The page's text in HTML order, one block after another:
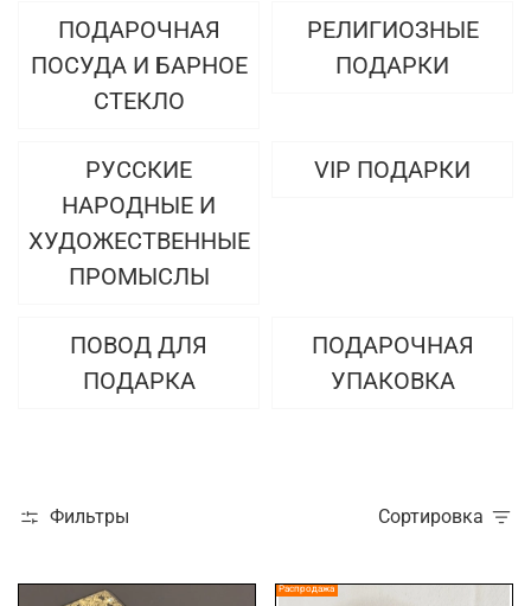
ПОДАРОЧНАЯ
ПОСУДА И БАРНОЕ
СТЕКЛО
РЕЛИГИОЗНЫЕ
ПОДАРКИ
РУССКИЕ
НАРОДНЫЕ И
ХУДОЖЕСТВЕННЫЕ
ПРОМЫСЛЫ
VIP ПОДАРКИ
ПОВОД ДЛЯ
ПОДАРКА
ПОДАРОЧНАЯ
УПАКОВКА
Фильтры Сортировка
Распродажа